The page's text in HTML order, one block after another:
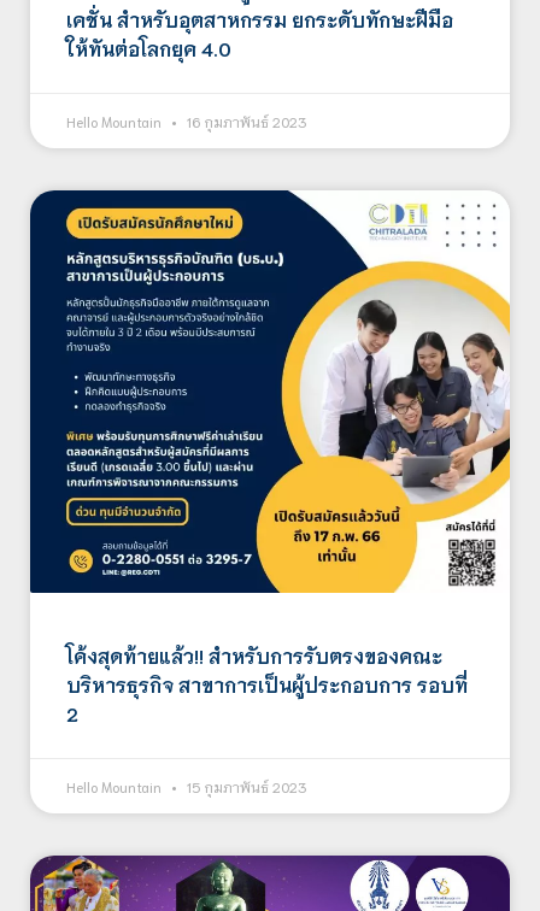
เคชั่น สำหรับอุตสาหกรรม ยกระดับทักษะฝีมือ
ให้ทันต่อโลกยุค 4.0
Hello Mountain 16 กุมภาพันธ์ 2023
โค้งสุดท้ายแล้ว!! สำหรับการรับตรงของคณะ
บริหารธุรกิจ สาขาการเป็นผู้ประกอบการ รอบที่
2
Hello Mountain 15 กุมภาพันธ์ 2023